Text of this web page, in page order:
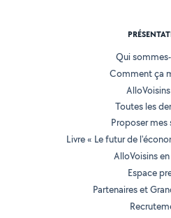
Qui
Comment ça
Toutes les
Proposer mes
Livre « Le futur de
AlloVoisins
Espace
Partenaires et